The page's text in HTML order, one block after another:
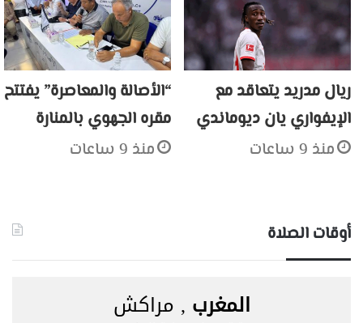
ريال مدريد يتعاقد مع
الإيفواري يان ديوماندي
منذ 9 ساعات
“الأصالة والمعاصرة” يفتتح
مقره الجهوي بالمنارة
منذ 9 ساعات
أوقات الصلاة